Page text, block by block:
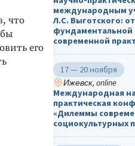
что
его
международным
Л.С. Выготского: от
фундаментальной
современной
17 — 20 ноября
Ижевск, online
Международная
практическая
«Дилеммы
социокультурных